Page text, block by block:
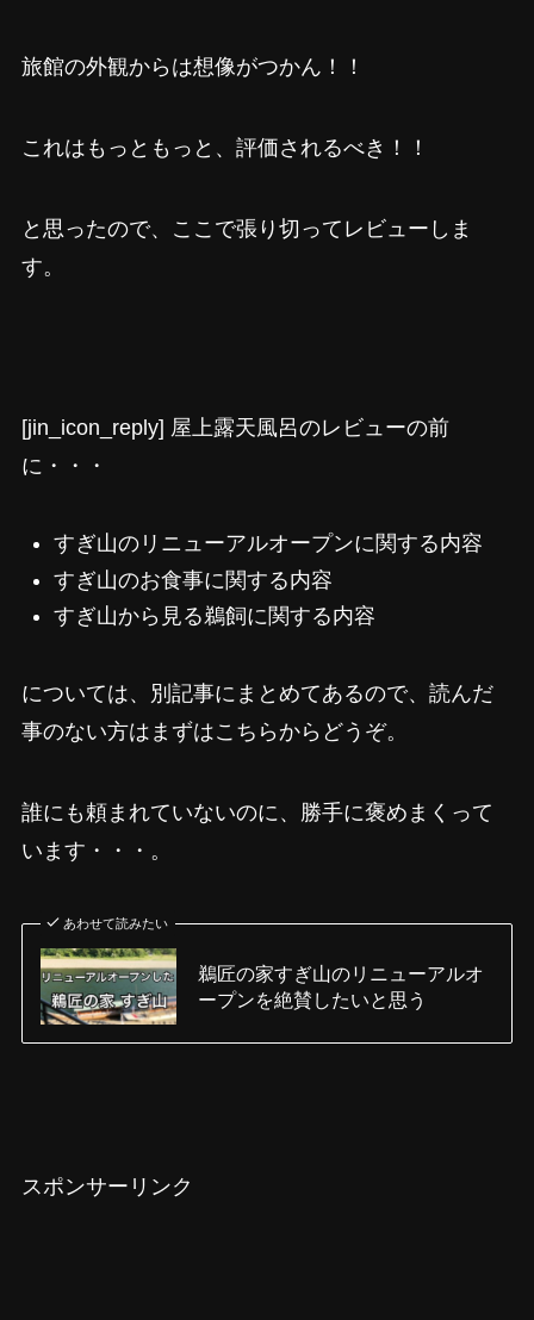
旅館の外観からは想像がつかん！！
これはもっともっと、評価されるべき！！
と思ったので、ここで張り切ってレビューしま
す。
[jin_icon_reply] 屋上露天風呂のレビューの前
に・・・
すぎ山のリニューアルオープンに関する内容
すぎ山のお食事に関する内容
すぎ山から見る鵜飼に関する内容
については、別記事にまとめてあるので、読んだ
事のない方はまずはこちらからどうぞ。
誰にも頼まれていないのに、勝手に褒めまくって
います・・・。
あわせて読みたい
鵜匠の家すぎ山のリニューアルオ
ープンを絶賛したいと思う
スポンサーリンク